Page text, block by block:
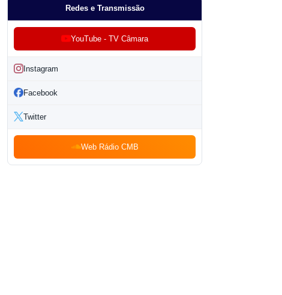
Redes e Transmissão
YouTube - TV Câmara
Instagram
Facebook
Twitter
Web Rádio CMB